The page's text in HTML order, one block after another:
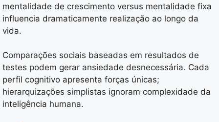
mentalidade de crescimento versus mentalidade fixa
influencia dramaticamente realização ao longo da
vida.
Comparações sociais baseadas em resultados de
testes podem gerar ansiedade desnecessária. Cada
perfil cognitivo apresenta forças únicas;
hierarquizações simplistas ignoram complexidade da
inteligência humana.